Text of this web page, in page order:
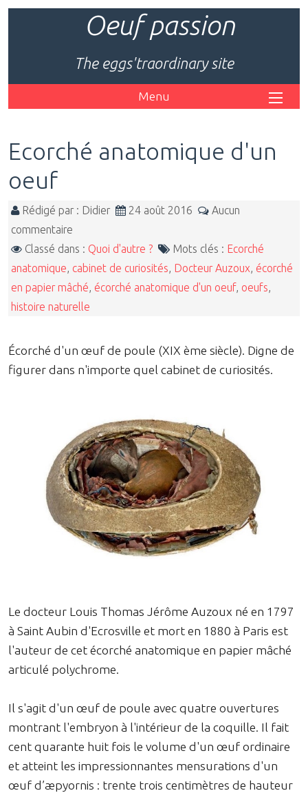
Oeuf passion
The eggs'traordinary site
Menu
Ecorché anatomique d'un
oeuf
Rédigé par : Didier 24 août 2016
Aucun
commentaire
Classé dans : Quoi d'autre ? Mots clés : Ecorché
anatomique cabinet de curiosités Docteur Auzoux écorché
en papier mâché écorché anatomique d'un oeuf, oeufs
histoire naturelle
Écorché d'un œuf de poule (XIX ème siècle). Digne de
figurer dans n'importe quel cabinet de curiosités.
Le docteur Louis Thomas Jérôme Auzoux né en 1797
à Saint Aubin d'Ecrosville et mort en 1880 à Paris est
l'auteur de cet écorché anatomique en papier mâché
articulé polychrome.
Il s'agit d'un œuf de poule avec quatre ouvertures
montrant l'embryon à l'intérieur de la coquille. Il fait
cent quarante huit fois le volume d'un œuf ordinaire
et atteint les impressionnantes mensurations d'un
œuf d’æpyornis : trente trois centimètres de hauteur